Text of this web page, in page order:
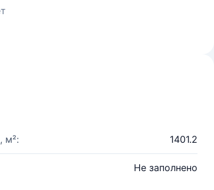
м²: 1401.2
Не заполнено